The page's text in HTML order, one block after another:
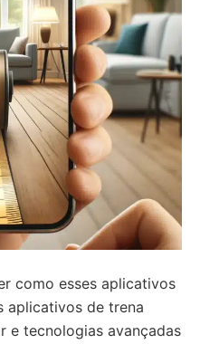
como esses aplicativos
aplicativos de trena
e tecnologias avançadas